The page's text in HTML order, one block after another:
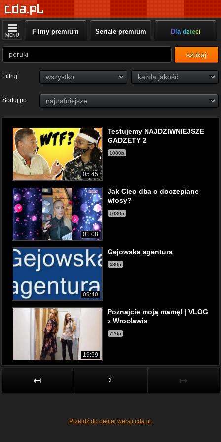
MENU Filmy premium Seriale premium Dla dzieci
szukaj
Filtruj
Sortuj po
05:45
Testujemy NAJDZIWNIEJSZE
GADŻETY 2
1080p
01:08
Jak Cleo dba o doczepiane
włosy?
1080p
09:40
Gejowska agentura
480p
19:59
Poznajcie moją mamę! | VLOG
z Wrocławia
720p
↤ 3 ↦
Przejdź do pełnej wersji cda.pl